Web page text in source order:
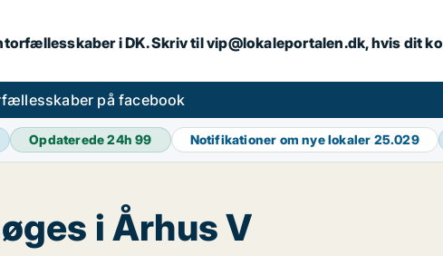
i DK. Skriv til vip@lokaleportalen.dk, hvis dit
på facebook
Opdaterede 24h99 Notifikationer om nye lokaler 25.029
i Århus V